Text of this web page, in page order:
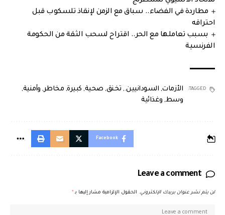
مطاردة في الفضاء.. سباق مع الزمن لإنقاذ تلسكوب قبل
احتراقه
بسبب تعاملها مع الحر.. اقتراح لسحب الثقة من الحكومة
الفرنسية
TAGGED: الأزمات, السودانيين., تخنق, صحية, كبيرة, مخاطر, وأمنية,
وسط, وغذائية
Facebook
Leave a comment
لن يتم نشر عنوان بريدك الإلكتروني. الحقول الإلزامية مشار إليها بـ *